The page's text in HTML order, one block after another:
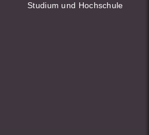
Studium und Hochschule